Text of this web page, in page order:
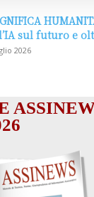
sul futuro e
2026